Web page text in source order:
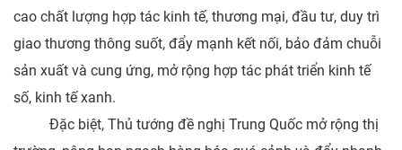
cao chất lượng hợp tác kinh tế, thương mại, đầu tư, duy trì
giao thương thông suốt, đẩy mạnh kết nối, bảo đảm chuỗi
sản xuất và cung ứng, mở rộng hợp tác phát triển kinh tế
số, kinh tế xanh.
Đặc biệt, Thủ tướng đề nghị Trung Quốc mở rộng thị